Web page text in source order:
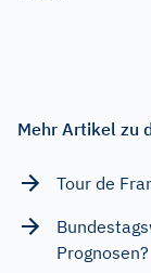
Mehr Artikel zu
Tour de
Prognosen?